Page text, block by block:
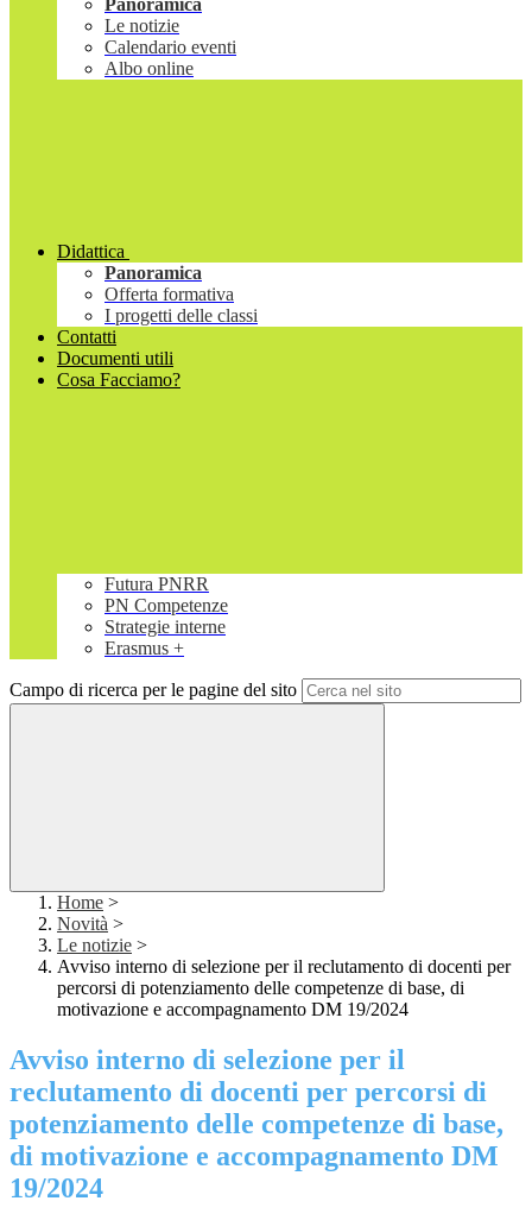
Panoramica
Le notizie
Calendario eventi
Albo online
Didattica
Panoramica
Offerta formativa
I progetti delle classi
Contatti
Documenti utili
Cosa Facciamo?
Futura PNRR
PN Competenze
Strategie interne
Erasmus +
Campo di ricerca per le pagine del sito
Home >
Novità >
Le notizie >
Avviso interno di selezione per il reclutamento di docenti per
percorsi di potenziamento delle competenze di base, di
motivazione e accompagnamento DM 19/2024
Avviso interno di selezione per il
reclutamento di docenti per percorsi di
potenziamento delle competenze di base,
di motivazione e accompagnamento DM
19/2024